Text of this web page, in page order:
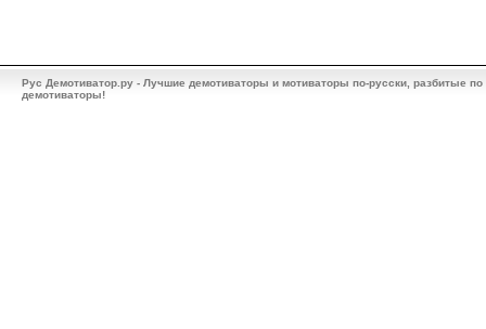
Рус Демотиватор.ру - Лучшие демотиваторы и мотиваторы по-русски, разбитые
демотиваторы!